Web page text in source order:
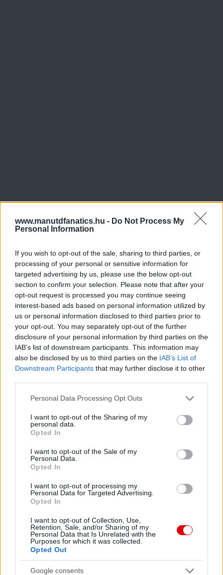
www.manutdfanatics.hu - Do Not Process My
Personal Information
If you wish to opt-out of the sale, sharing to third parties, or
processing of your personal or sensitive information for
targeted advertising by us, please use the below opt-out
section to confirm your selection. Please note that after your
opt-out request is processed you may continue seeing
interest-based ads based on personal information utilized by
us or personal information disclosed to third parties prior to
your opt-out. You may separately opt-out of the further
disclosure of your personal information by third parties on the
IAB’s list of downstream participants. This information may
also be disclosed by us to third parties on the IAB’s List of
Downstream Participants that may further disclose it to other
Please note that this website/app uses one or more Google
not limited to your visit or usage behaviour. You may click to
grant or deny consent to Google and its third-party tags to
use your data for below specified purposes in below Google
consent section.
Personal Data Processing Opt Outs
I want to opt-out of the Sharing of my
personal data.
Opted In
I want to opt-out of the Sale of my
Personal Data.
Opted In
I want to opt-out of processing my
Personal Data for Targeted Advertising.
Opted In
I want to opt-out of Collection, Use,
Retention, Sale, and/or Sharing of my
Personal Data that Is Unrelated with the
Purposes for which it was collected.
Opted Out
Google consents
Meccs Center
Paris Saint-Germain
Manchester United